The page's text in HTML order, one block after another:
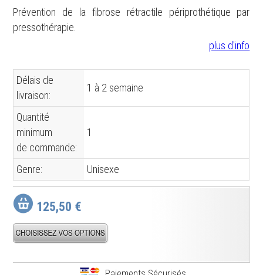
Prévention de la fibrose rétractile périprothétique par
pressothérapie.
plus d'info
Délais de
livraison:
1 à 2 semaine
Quantité
minimum
de commande:
1
Genre: Unisexe
125,50 €